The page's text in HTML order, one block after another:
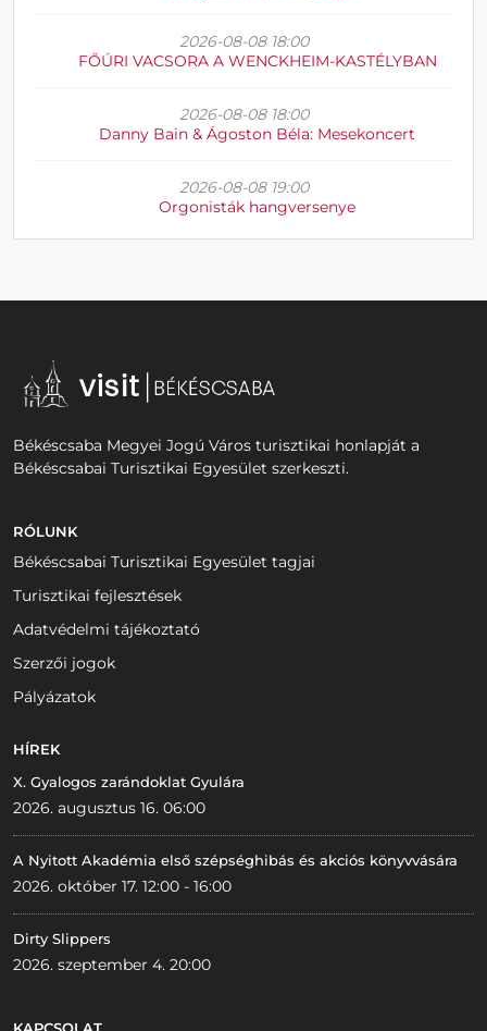
2026-08-08 18:00
FŐÚRI VACSORA A WENCKHEIM-KASTÉLYBAN
2026-08-08 18:00
Danny Bain & Ágoston Béla: Mesekoncert
2026-08-08 19:00
Orgonisták hangversenye
Békéscsaba Megyei Jogú Város turisztikai honlapját a
Békéscsabai Turisztikai Egyesület szerkeszti.
RÓLUNK
Békéscsabai Turisztikai Egyesület tagjai
Turisztikai fejlesztések
Adatvédelmi tájékoztató
Szerzői jogok
Pályázatok
HÍREK
X. Gyalogos zarándoklat Gyulára
2026. augusztus 16. 06:00
A Nyitott Akadémia első szépséghibás és akciós könyvvására
2026. október 17. 12:00 - 16:00
Dirty Slippers
2026. szeptember 4. 20:00